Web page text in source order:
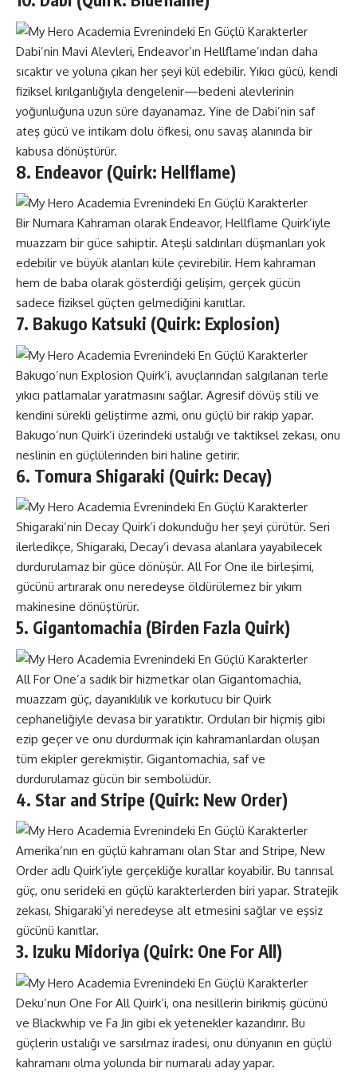
Dabi’nin Mavi Alevleri, Endeavor’ın Hellflame’ından daha
sıcaktır ve yoluna çıkan her şeyi kül edebilir. Yıkıcı gücü, kendi
fiziksel kırılganlığıyla dengelenir—bedeni alevlerinin
yoğunluğuna uzun süre dayanamaz. Yine de Dabi’nin saf
ateş gücü ve intikam dolu öfkesi, onu savaş alanında bir
kabusa dönüştürür.
8. Endeavor (Quirk: Hellflame)
Bir Numara Kahraman olarak Endeavor, Hellflame Quirk’iyle
muazzam bir güce sahiptir. Ateşli saldırıları düşmanları yok
edebilir ve büyük alanları küle çevirebilir. Hem kahraman
hem de baba olarak gösterdiği gelişim, gerçek gücün
sadece fiziksel güçten gelmediğini kanıtlar.
7. Bakugo Katsuki (Quirk: Explosion)
Bakugo’nun Explosion Quirk’i, avuçlarından salgılanan terle
yıkıcı patlamalar yaratmasını sağlar. Agresif dövüş stili ve
kendini sürekli geliştirme azmi, onu güçlü bir rakip yapar.
Bakugo’nun Quirk’i üzerindeki ustalığı ve taktiksel zekası, onu
neslinin en güçlülerinden biri haline getirir.
6. Tomura Shigaraki (Quirk: Decay)
Shigaraki’nin Decay Quirk’i dokunduğu her şeyi çürütür. Seri
ilerledikçe, Shigaraki, Decay’i devasa alanlara yayabilecek
durdurulamaz bir güce dönüşür. All For One ile birleşimi,
gücünü artırarak onu neredeyse öldürülemez bir yıkım
makinesine dönüştürür.
5. Gigantomachia (Birden Fazla Quirk)
All For One’a sadık bir hizmetkar olan Gigantomachia,
muazzam güç, dayanıklılık ve korkutucu bir Quirk
cephaneliğiyle devasa bir yaratıktır. Orduları bir hiçmiş gibi
ezip geçer ve onu durdurmak için kahramanlardan oluşan
tüm ekipler gerekmiştir. Gigantomachia, saf ve
durdurulamaz gücün bir sembolüdür.
4. Star and Stripe (Quirk: New Order)
Amerika’nın en güçlü kahramanı olan Star and Stripe, New
Order adlı Quirk’iyle gerçekliğe kurallar koyabilir. Bu tanrısal
güç, onu serideki en güçlü karakterlerden biri yapar. Stratejik
zekası, Shigaraki’yi neredeyse alt etmesini sağlar ve eşsiz
gücünü kanıtlar.
3. Izuku Midoriya (Quirk: One For All)
Deku’nun One For All Quirk’i, ona nesillerin birikmiş gücünü
ve Blackwhip ve Fa Jin gibi ek yetenekler kazandırır. Bu
güçlerin ustalığı ve sarsılmaz iradesi, onu dünyanın en güçlü
kahramanı olma yolunda bir numaralı aday yapar.